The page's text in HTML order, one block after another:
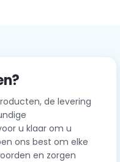
de levering
u klaar om u
ons best om elke
en zorgen